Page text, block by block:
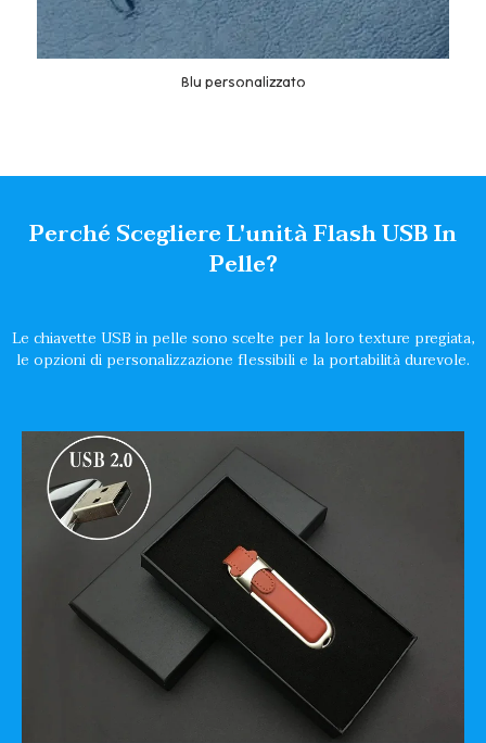
Blu personalizzato
Perché Scegliere L'unità Flash USB In
Pelle?
Le chiavette USB in pelle sono scelte per la loro texture pregiata,
le opzioni di personalizzazione flessibili e la portabilità durevole.